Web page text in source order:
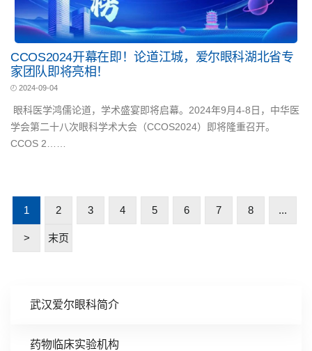
武汉爱尔眼科简介
药物临床实验机构
CCOS2024开幕在即！论道江城，爱尔眼科湖北省专
家团队即将亮相！
2024-09-04
眼科医学鸿儒论道，学术盛宴即将启幕。2024年9月4-8日，中华医
学会第二十八次眼科学术大会（CCOS2024）即将隆重召开。
CCOS 2……
1 2 3 4 5 6 7 8 ...
> 末页